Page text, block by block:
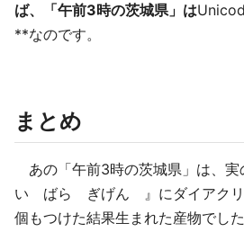
ば、「午前3時の茨城県」は
**なのです。
まとめ
あの「午前3時の茨城県」は、実
い゙ばら゙ぎげん゙』にダイアクリ
個もつけた結果生まれた産物でし